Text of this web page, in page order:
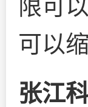
限可
可以
张江